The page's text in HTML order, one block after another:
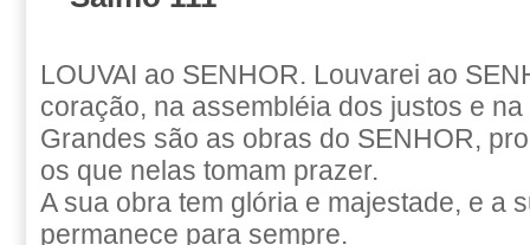
LOUVAI ao SENHOR. Louvarei ao
coração, na assembléia dos justos e
Grandes são as obras do SENHOR,
os que nelas tomam prazer.
A sua obra tem glória e majestade, e a
permanece para sempre.